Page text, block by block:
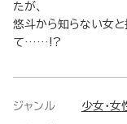
たが、
悠斗から知らない女
て……!?
ジャンル 少女・女